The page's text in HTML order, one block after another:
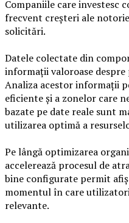
Companiile care investesc
frecvent creșteri ale
solicitări.
Datele colectate din
informații valoroase
Analiza acestor informații
eficiente și a zonelor care
bazate pe date reale sunt
utilizarea optimă a
Pe lângă optimizarea
accelerează procesul de
bine configurate permit
momentul în care
relevante.